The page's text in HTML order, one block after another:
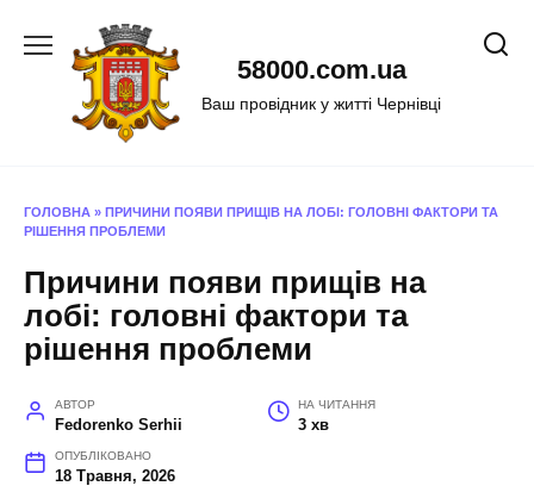
58000.com.ua
Ваш провідник у житті Чернівці
ГОЛОВНА » ПРИЧИНИ ПОЯВИ ПРИЩІВ НА ЛОБІ: ГОЛОВНІ ФАКТОРИ ТА
РІШЕННЯ ПРОБЛЕМИ
Причини появи прищів на
лобі: головні фактори та
рішення проблеми
АВТОР
Fedorenko Serhii
НА ЧИТАННЯ
3 хв
ОПУБЛІКОВАНО
18 Травня, 2026